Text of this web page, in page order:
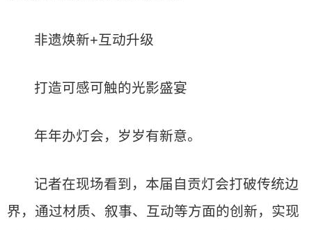
非遗焕新+互动升级
打造可感可触的光影盛宴
年年办灯会，岁岁有新意。
记者在现场看到，本届自贡灯会打破传统边
界，通过材质、叙事、互动等方面的创新，实现